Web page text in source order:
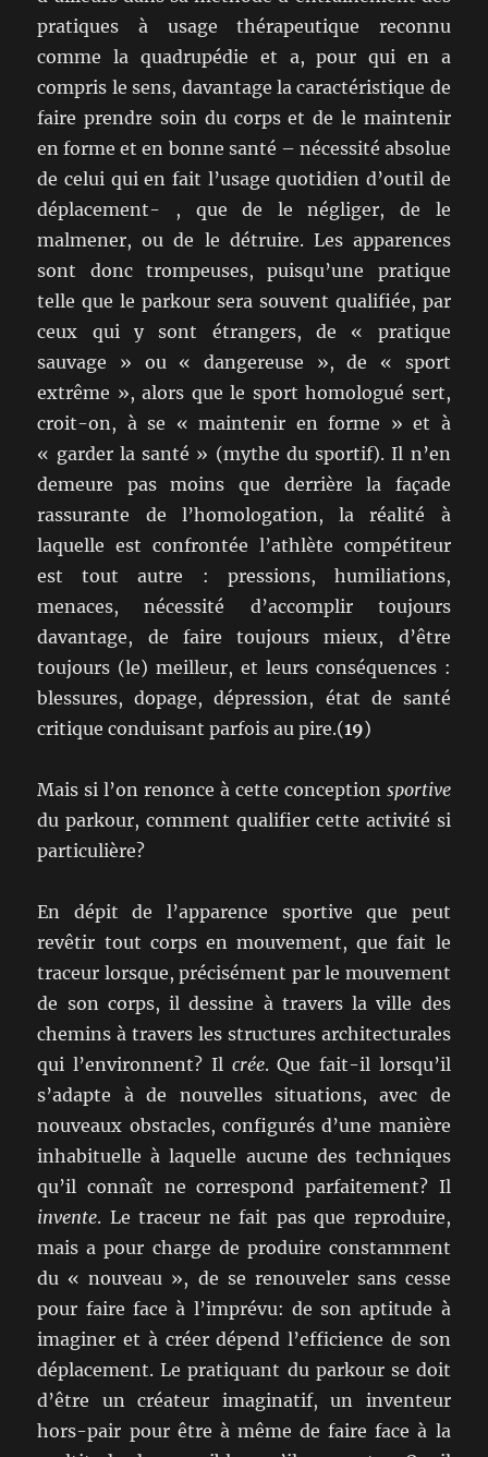
pratiques à usage thérapeutique reconnu
comme la quadrupédie et a, pour qui en a
compris le sens, davantage la caractéristique de
faire prendre soin du corps et de le maintenir
en forme et en bonne santé – nécessité absolue
de celui qui en fait l’usage quotidien d’outil de
déplacement- , que de le négliger, de le
malmener, ou de le détruire. Les apparences
sont donc trompeuses, puisqu’une pratique
telle que le parkour sera souvent qualifiée, par
ceux qui y sont étrangers, de « pratique
sauvage » ou « dangereuse », de « sport
extrême », alors que le sport homologué sert,
croit-on, à se « maintenir en forme » et à
« garder la santé » (mythe du sportif). Il n’en
demeure pas moins que derrière la façade
rassurante de l’homologation, la réalité à
laquelle est confrontée l’athlète compétiteur
est tout autre : pressions, humiliations,
menaces, nécessité d’accomplir toujours
davantage, de faire toujours mieux, d’être
toujours (le) meilleur, et leurs conséquences :
blessures, dopage, dépression, état de santé
critique conduisant parfois au pire.(19)
Mais si l’on renonce à cette conception sportive
du parkour, comment qualifier cette activité si
particulière?
En dépit de l’apparence sportive que peut
revêtir tout corps en mouvement, que fait le
traceur lorsque, précisément par le mouvement
de son corps, il dessine à travers la ville des
chemins à travers les structures architecturales
qui l’environnent? Il crée. Que fait-il lorsqu’il
s’adapte à de nouvelles situations, avec de
nouveaux obstacles, configurés d’une manière
inhabituelle à laquelle aucune des techniques
qu’il connaît ne correspond parfaitement? Il
invente. Le traceur ne fait pas que reproduire,
mais a pour charge de produire constamment
du « nouveau », de se renouveler sans cesse
pour faire face à l’imprévu: de son aptitude à
imaginer et à créer dépend l’efficience de son
déplacement. Le pratiquant du parkour se doit
d’être un créateur imaginatif, un inventeur
hors-pair pour être à même de faire face à la